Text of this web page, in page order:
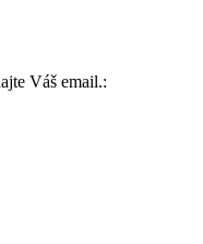
Váš email.: